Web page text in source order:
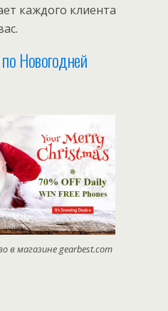
каждого клиента
Новогодней
в магазине gearbest.com